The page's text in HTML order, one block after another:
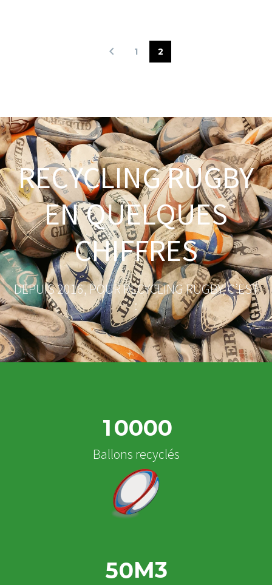
1 2
RECYCLING RUGBY
EN QUELQUES
CHIFFRES
DEPUIS 2016, POUR RECYCLING RUGBY, C’EST
:​
10000
Ballons recyclés
50M3